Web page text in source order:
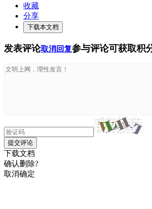
收藏
分享
下载本文档
发表评论取消回复参与评论可获取积
提交评论
下载文档
确认删除?
取消确定